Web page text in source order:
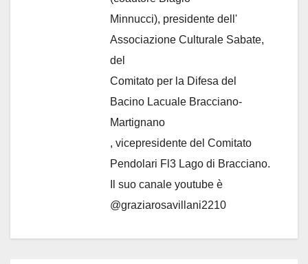
Minnucci), presidente dell'
Associazione Culturale Sabate,
del
Comitato per la Difesa del
Bacino Lacuale Bracciano-
Martignano
, vicepresidente del Comitato
Pendolari Fl3 Lago di Bracciano.
Il suo canale youtube è
@graziarosavillani2210